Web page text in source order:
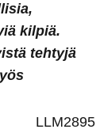
kilpiä.
tehtyjä
LLM2895